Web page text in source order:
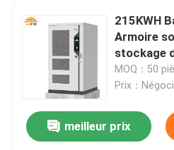
centrales portatives
Batterie de rechange de SLA
Cellule de batterie au lithium
215KWH
Armoire
stockage
et
MOQ：50
Prix：
meilleur prix